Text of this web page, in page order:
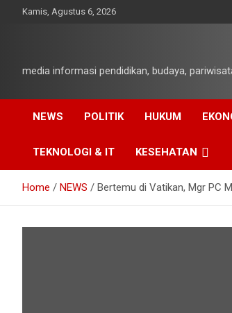
Kamis, Agustus 6, 2026
media informasi pendidikan, budaya,
NEWS POLITIK HUKUM
TEKNOLOGI & IT KESEHATAN
Home NEWS Bertemu di Vatikan, Mgr PC